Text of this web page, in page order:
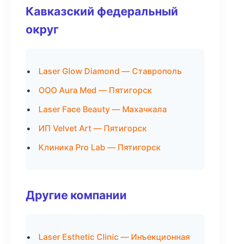
Кавказский федеральный
округ
Laser Glow Diamond — Ставрополь
ООО Aura Med — Пятигорск
Laser Face Beauty — Махачкала
ИП Velvet Art — Пятигорск
Клиника Pro Lab — Пятигорск
Другие компании
Laser Esthetic Clinic — Инъекционная